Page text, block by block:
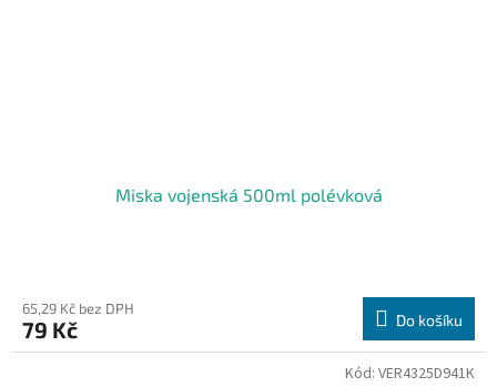
Miska vojenská 500ml polévková
65,29 Kč bez DPH
79 Kč Do košíku
Kód: VER4325D941K